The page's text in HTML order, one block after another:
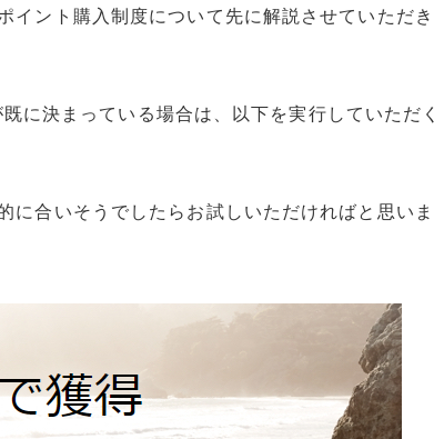
ント購入制度について先に解説させていただき
に決まっている場合は、以下を実行していただく
合いそうでしたらお試しいただければと思いま